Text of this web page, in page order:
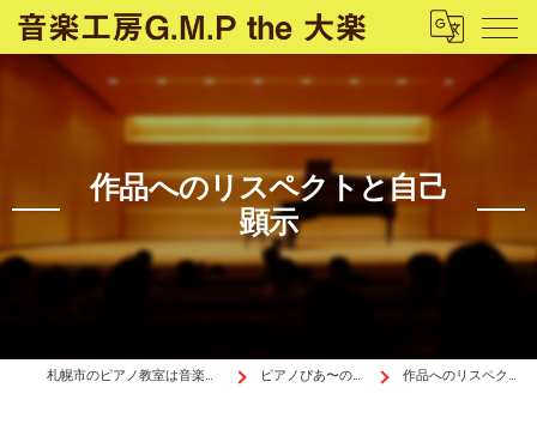
作品へのリスペクトと自己
顕示
札幌市のピアノ教室は音楽工房G.M.P the 大楽 ピアノぴあ〜の《ブログ》 作品へのリスペクトと自己顕示